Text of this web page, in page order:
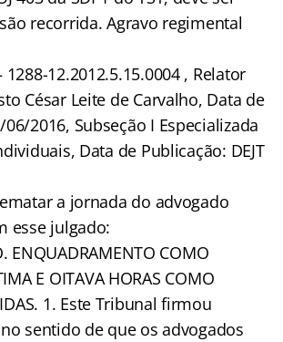
recorrida. Agravo regimental
1288-12.2012.5.15.0004 , Relator
César Leite de Carvalho, Data de
2016, Subseção I Especializada
Data de Publicação: DEJT
a jornada do advogado
esse julgado:
ENQUADRAMENTO COMO
E OITAVA HORAS COMO
1. Este Tribunal firmou
sentido de que os advogados